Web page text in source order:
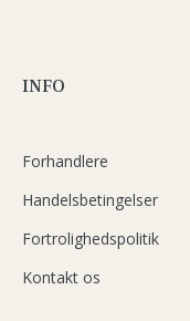
INFO
Forhandlere
Handelsbetingelser
Fortrolighedspolitik
Kontakt os